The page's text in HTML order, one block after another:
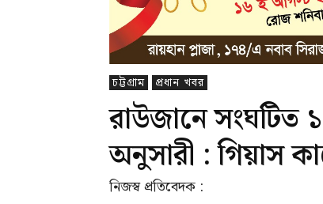
চট্টগ্রাম প্রধান খবর
রাউজানে সংঘটিত
অনুসারী : গিয়াস
নিজস্ব প্রতিবেদক :